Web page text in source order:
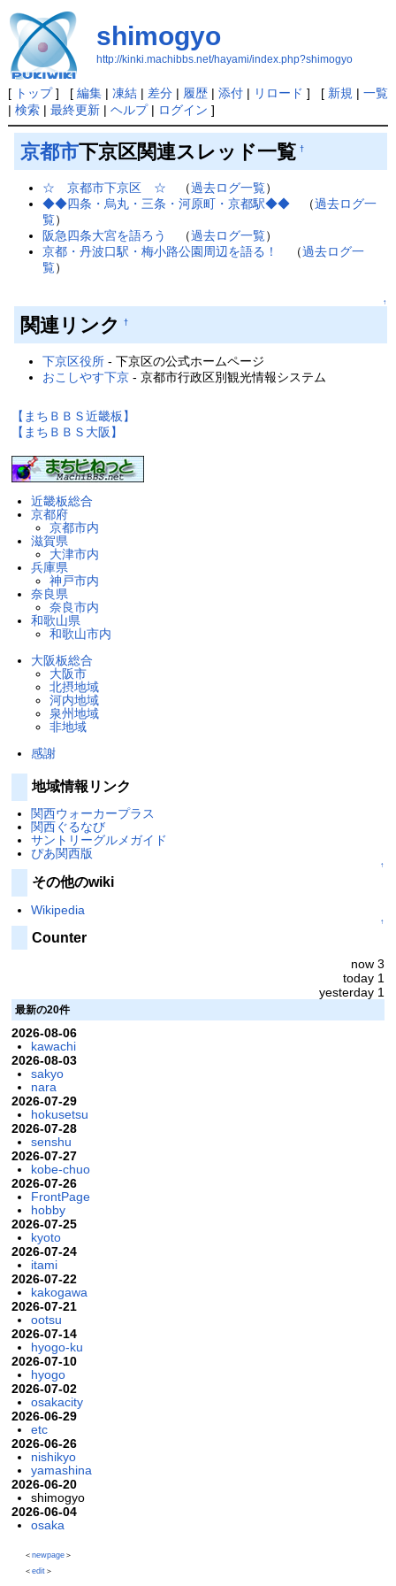
shimogyo
http://kinki.machibbs.net/hayami/index.php?shimogyo
[ トップ] [ 編集| 凍結| 差分| 履歴| 添付| リロード ] [ 新規 | 一覧
| 検索| 最終更新| ヘルプ| ログイン ]
京都市下京区関連スレッド一覧 †
☆ 京都市下京区 ☆ （過去ログ一覧）
◆◆四条・烏丸・三条・河原町・京都駅◆◆ （過去ログ一
覧）
阪急四条大宮を語ろう
（過去ログ一覧）
京都・丹波口駅・梅小路公園周辺を語る！
（過去ログ一
覧）
↑
関連リンク †
下京区役所 - 下京区の公式ホームページ
おこしやす下京 - 京都市行政区別観光情報システム
【まちＢＢＳ近畿板】
【まちＢＢＳ大阪】
近畿板総合
京都府
京都市内
滋賀県
大津市内
兵庫県
神戸市内
奈良県
奈良市内
和歌山県
和歌山市内
大阪板総合
大阪市
北摂地域
河内地域
泉州地域
非地域
感謝
地域情報リンク
関西ウォーカープラス
関西ぐるなび
サントリーグルメガイド
ぴあ関西版
↑
その他のwiki
Wikipedia
↑
Counter
now 3
today 1
yesterday 1
最新の20件
2026-08-06
kawachi
2026-08-03
sakyo
nara
2026-07-29
hokusetsu
2026-07-28
senshu
2026-07-27
kobe-chuo
2026-07-26
FrontPage
hobby
2026-07-25
kyoto
2026-07-24
itami
2026-07-22
kakogawa
2026-07-21
ootsu
2026-07-14
hyogo-ku
2026-07-10
hyogo
2026-07-02
osakacity
2026-06-29
etc
2026-06-26
nishikyo
yamashina
2026-06-20
shimogyo
2026-06-04
osaka
＜ newpage＞
＜ edit＞